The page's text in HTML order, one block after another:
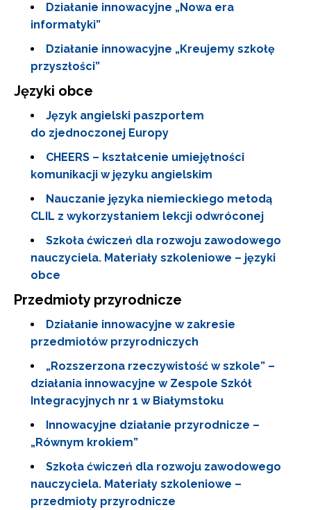
Działanie innowacyjne „Nowa era
informatyki”
Działanie innowacyjne „Kreujemy szkołę
przyszłości”
Języki obce
Język angielski paszportem
do zjednoczonej Europy
CHEERS – kształcenie umiejętności
komunikacji w języku angielskim
Nauczanie języka niemieckiego metodą
CLIL z wykorzystaniem lekcji odwróconej
Szkoła ćwiczeń dla rozwoju zawodowego
nauczyciela. Materiały szkoleniowe – języki
obce
Przedmioty przyrodnicze
Działanie innowacyjne w zakresie
przedmiotów przyrodniczych
„Rozszerzona rzeczywistość w szkole” –
działania innowacyjne w Zespole Szkół
Integracyjnych nr 1 w Białymstoku
Innowacyjne działanie przyrodnicze –
„Równym krokiem”
Szkoła ćwiczeń dla rozwoju zawodowego
nauczyciela. Materiały szkoleniowe –
przedmioty przyrodnicze